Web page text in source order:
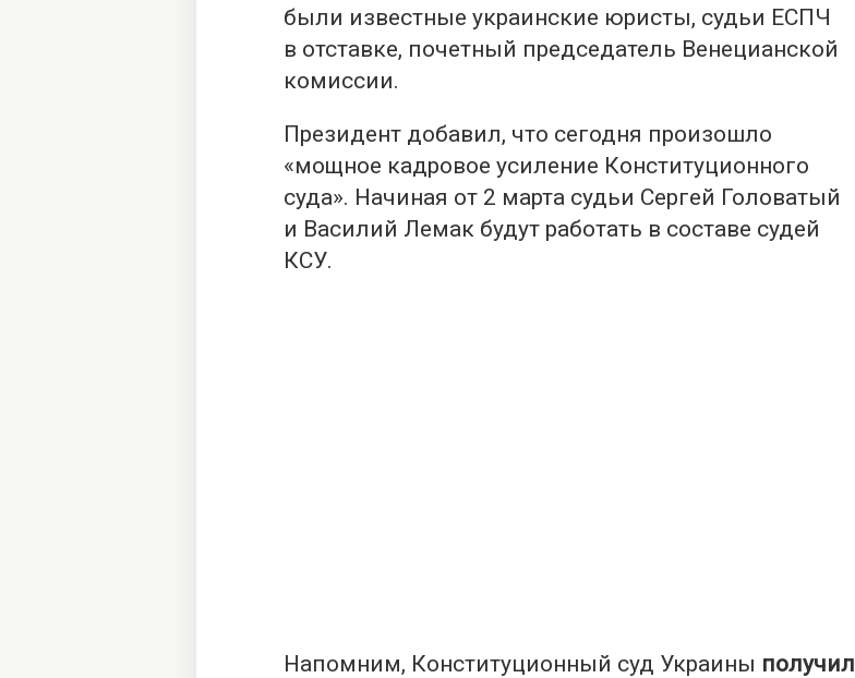
были известные украинские юристы, судьи ЕСПЧ
в отставке, почетный председатель Венецианской
комиссии.
Президент добавил, что сегодня произошло
«мощное кадровое усиление Конституционного
суда». Начиная от 2 марта судьи Сергей Головатый
и Василий Лемак будут работать в составе судей
КСУ.
Напомним, Конституционный суд Украины получил